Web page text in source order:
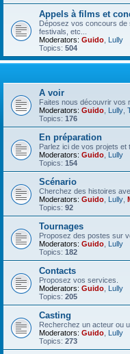
Appels à films et
Déposez vos concours de
festivals, etc...
Moderators: Guido Lully
Topics: 504
A voir
Faites nous découvrir vos
Moderators: Guido Lully
Topics: 176
En préparation
Parlez ici de vos projets et
Moderators: Guido Lully
Topics: 154
Scénario
Cherchez des histoires
Moderators: Guido Lully
Topics: 92
Tournages
Proposez des postes sur
Moderators: Guido Lully
Topics: 182
Contacts
Proposez vos services.
Moderators: Guido Lully
Topics: 205
Casting
Recherchez un acteur ou
Moderators: Guido Lully
Topics: 273